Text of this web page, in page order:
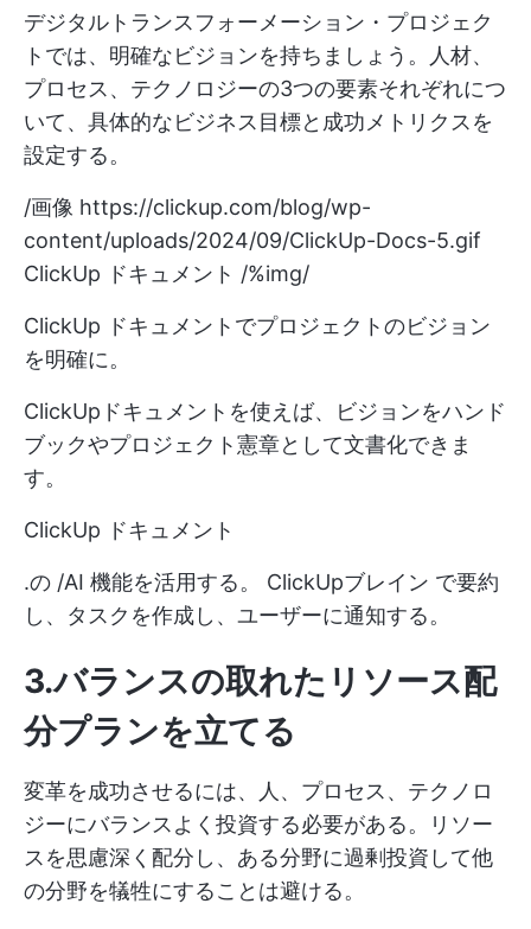
デジタルトランスフォーメーション・プロジェク
トでは、明確なビジョンを持ちましょう。人材、
プロセス、テクノロジーの3つの要素それぞれにつ
いて、具体的なビジネス目標と成功メトリクスを
設定する。
/画像 https://clickup.com/blog/wp-
content/uploads/2024/09/ClickUp-Docs-5.gif
ClickUp ドキュメント /%img/
ClickUp ドキュメントでプロジェクトのビジョン
を明確に。
ClickUpドキュメントを使えば、ビジョンをハンド
ブックやプロジェクト憲章として文書化できま
す。
ClickUp ドキュメント
.の /AI 機能を活用する。 ClickUpブレイン で要約
し、タスクを作成し、ユーザーに通知する。
3.バランスの取れたリソース配
分プランを立てる
変革を成功させるには、人、プロセス、テクノロ
ジーにバランスよく投資する必要がある。リソー
スを思慮深く配分し、ある分野に過剰投資して他
の分野を犠牲にすることは避ける。